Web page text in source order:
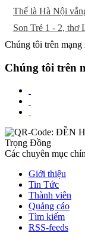
Thế là Hà Nội
Son Trẻ 1 - 2, thơ
Chúng tôi trên mạng
Chúng tôi trên
Các chuyên mục
Giới thiệu
Tin Tức
Thành viên
Quảng cáo
Tìm kiếm
RSS-feeds